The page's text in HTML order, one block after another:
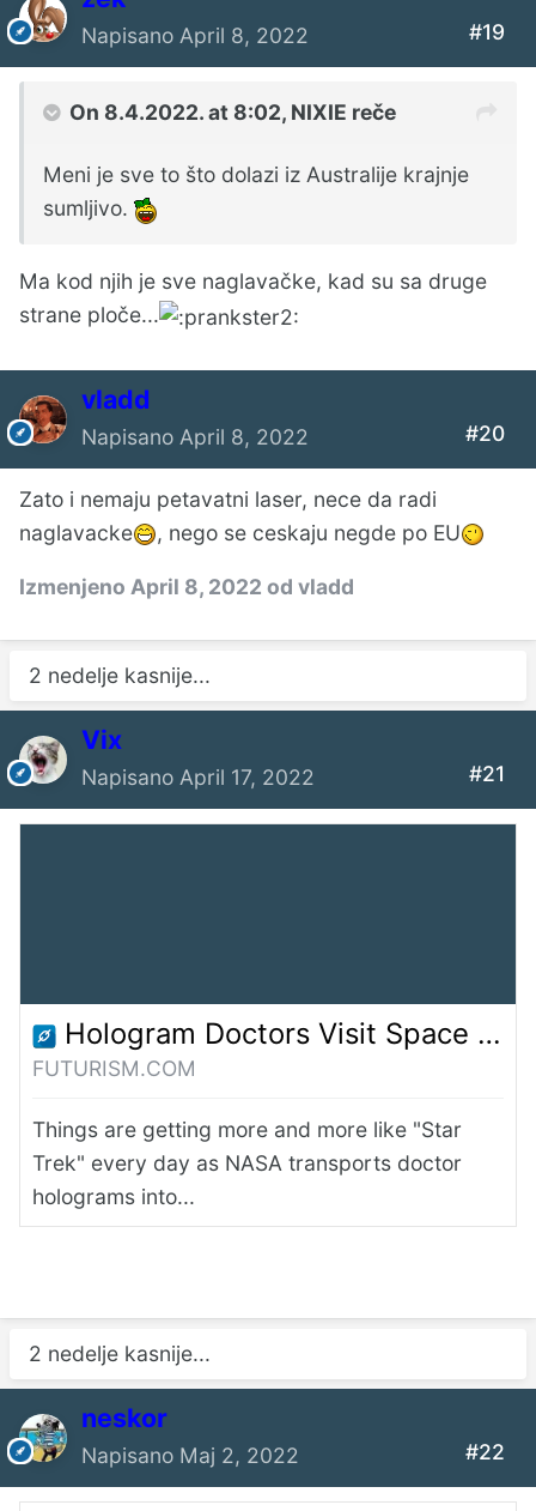
Napisano April 8, 2022 #19
On 8.4.2022. at 8:02, NIXIE reče
Meni je sve to što dolazi iz Australije krajnje
sumljivo.
Ma kod njih je sve naglavačke, kad su sa druge
strane ploče...
vladd
Napisano April 8, 2022 #20
Zato i nemaju petavatni laser, nece da radi
naglavacke
, nego se ceskaju negde po EU
Izmenjeno April 8, 2022 od vladd
2 nedelje kasnije...
Vix
Napisano April 17, 2022 #21
Hologram Doctors Visit Space Station For The First Time Ever
FUTURISM.COM
Things are getting more and more like "Star
Trek" every day as NASA transports doctor
holograms into...
2 nedelje kasnije...
neskor
Napisano Maj 2, 2022 #22